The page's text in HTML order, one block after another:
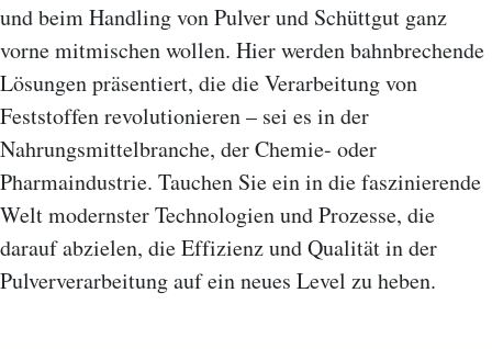
und beim Handling von Pulver und Schüttgut ganz
vorne mitmischen wollen. Hier werden bahnbrechende
Lösungen präsentiert, die die Verarbeitung von
Feststoffen revolutionieren – sei es in der
Nahrungsmittelbranche, der Chemie- oder
Pharmaindustrie. Tauchen Sie ein in die faszinierende
Welt modernster Technologien und Prozesse, die
darauf abzielen, die Effizienz und Qualität in der
Pulververarbeitung auf ein neues Level zu heben.